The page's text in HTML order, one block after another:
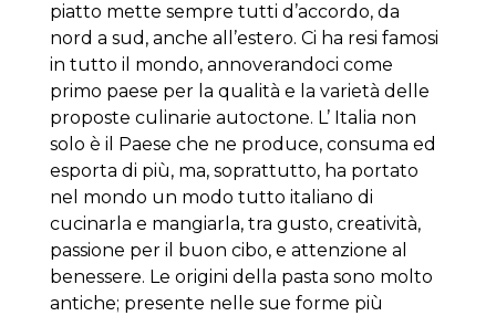
piatto mette sempre tutti d’accordo, da
nord a sud, anche all’estero. Ci ha resi famosi
in tutto il mondo, annoverandoci come
primo paese per la qualità e la varietà delle
proposte culinarie autoctone. L’ Italia non
solo è il Paese che ne produce, consuma ed
esporta di più, ma, soprattutto, ha portato
nel mondo un modo tutto italiano di
cucinarla e mangiarla, tra gusto, creatività,
passione per il buon cibo, e attenzione al
benessere. Le origini della pasta sono molto
antiche; presente nelle sue forme più